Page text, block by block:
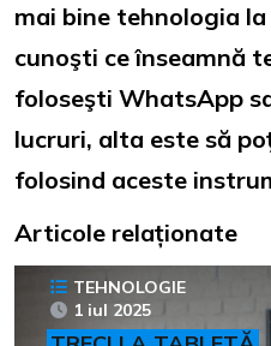
mai bine tehnologia
cunoşti ce înseamnă
foloseşti WhatsApp
lucruri, alta este să
folosind aceste
Articole relaționate
TEHNOLOGIE
1 iul 2025